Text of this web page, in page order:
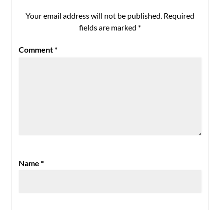
Your email address will not be published. Required
fields are marked *
Comment*
Name*